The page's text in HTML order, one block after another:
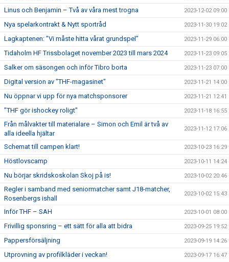
Linus och Benjamin – Två av våra mest trogna 2023-12-02 09:00
Nya spelarkontrakt & Nytt sportråd 2023-11-30 19:02
Lagkaptenen: ”Vi måste hitta vårat grundspel” 2023-11-29 06:00
Tidaholm HF Trissbolaget november 2023 till mars 2024 2023-11-23 09:05
Salker om säsongen och inför Tibro borta 2023-11-23 07:00
Digital version av "THF-magasinet" 2023-11-21 14:00
Nu öppnar vi upp för nya matchsponsorer 2023-11-21 12:41
”THF gör ishockey roligt" 2023-11-18 16:55
Från målvakter till materialare – Simon och Emil är två av
alla ideella hjältar
2023-11-12 17:06
Schemat till campen klart! 2023-10-23 16:29
Höstlovscamp 2023-10-11 14:24
Nu börjar skridskoskolan Skoj på is! 2023-10-02 20:46
Regler i samband med seniormatcher samt J18-matcher,
Rosenbergs ishall
2023-10-02 15:43
Inför THF – SAH 2023-10-01 08:00
Frivillig sponsring – ett sätt för alla att bidra 2023-09-25 19:52
Pappersförsäljning 2023-09-19 14:26
Utprovning av profilkläder i veckan! 2023-09-17 16:47